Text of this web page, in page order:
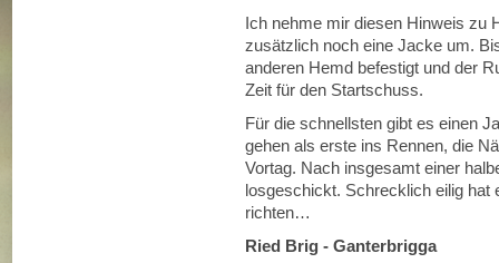
Ich nehme mir diesen Hinweis zu
zusätzlich noch eine Jacke um.
anderen Hemd befestigt und der
Zeit für den Startschuss.
Für die schnellsten gibt es einen
gehen als erste ins Rennen, die
Vortag. Nach insgesamt einer
losgeschickt. Schrecklich eilig hat
richten…
Ried Brig - Ganterbrigga